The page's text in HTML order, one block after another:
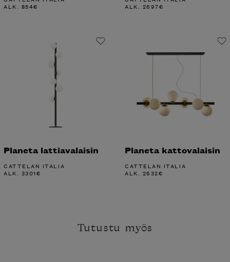
ALK. 854€ ALK. 2697€
Planeta lattiavalaisin
CATTELAN ITALIA
ALK. 3301€
Planeta kattovalaisin
CATTELAN ITALIA
ALK. 2632€
Tutustu myös